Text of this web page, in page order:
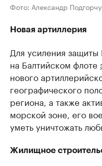
Фото: Александр
Новая артиллерия
Для усиления защиты
на Балтийском флоте
нового
географического
региона, а также
морской зоне, его
уметь уничтожать
Жилищное